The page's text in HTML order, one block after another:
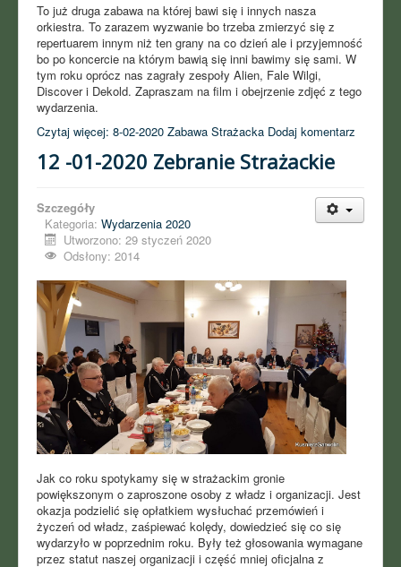
To już druga zabawa na której bawi się i innych nasza
orkiestra. To zarazem wyzwanie bo trzeba zmierzyć się z
repertuarem innym niż ten grany na co dzień ale i przyjemność
bo po koncercie na którym bawią się inni bawimy się sami. W
tym roku oprócz nas zagrały zespoły Alien, Fale Wilgi,
Discover i Dekold. Zapraszam na film i obejrzenie zdjęć z tego
wydarzenia.
Czytaj więcej: 8-02-2020 Zabawa Strażacka Dodaj komentarz
12 -01-2020 Zebranie Strażackie
Szczegóły
Kategoria: Wydarzenia 2020
Utworzono: 29 styczeń 2020
Odsłony: 2014
Jak co roku spotykamy się w strażackim gronie
powiększonym o zaproszone osoby z władz i organizacji. Jest
okazja podzielić się opłatkiem wysłuchać przemówień i
życzeń od władz, zaśpiewać kolędy, dowiedzieć się co się
wydarzyło w poprzednim roku. Były też głosowania wymagane
przez statut naszej organizacji i część mniej oficjalna z